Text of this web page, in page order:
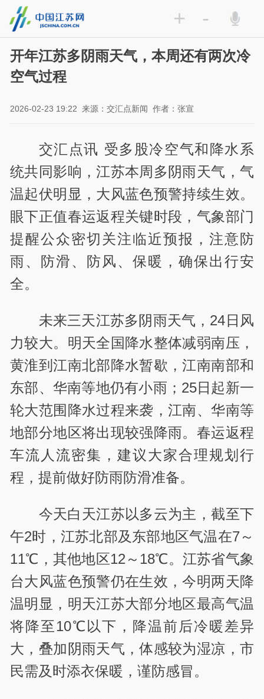
+ -
开年江苏多阴雨天气，本周还有两次冷
空气过程
2026-02-23 19:22 来源：交汇点新闻 作者：张宣
交汇点讯 受多股冷空气和降水系
统共同影响，江苏本周多阴雨天气，气
温起伏明显，大风蓝色预警持续生效。
眼下正值春运返程关键时段，气象部门
提醒公众密切关注临近预报，注意防
雨、防滑、防风、保暖，确保出行安
全。
未来三天江苏多阴雨天气，24日风
力较大。明天全国降水整体减弱南压，
黄淮到江南北部降水暂歇，江南南部和
东部、华南等地仍有小雨；25日起新一
轮大范围降水过程来袭，江南、华南等
地部分地区将出现较强降雨。春运返程
车流人流密集，建议大家合理规划行
程，提前做好防雨防滑准备。
今天白天江苏以多云为主，截至下
午2时，江苏北部及东部地区气温在7～
11℃，其他地区12～18℃。江苏省气象
台大风蓝色预警仍在生效，今明两天降
温明显，明天江苏大部分地区最高气温
将降至10℃以下，降温前后冷暖差异
大，叠加阴雨天气，体感较为湿凉，市
民需及时添衣保暖，谨防感冒。